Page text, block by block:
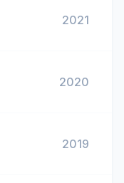
2021
2020
2019